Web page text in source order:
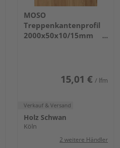
MOSO
Treppenkantenprofil
2000x50x10/15mm
15,01 € / lfm
Verkauf & Versand
Holz Schwan
Köln
2 weitere Händler